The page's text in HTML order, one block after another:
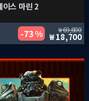
스 마린 2
73 % 69,800
18,700